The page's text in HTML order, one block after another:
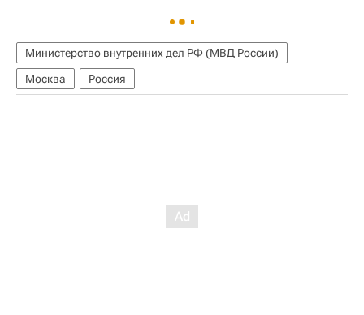
Министерство внутренних дел РФ (МВД России)
Москва
Россия